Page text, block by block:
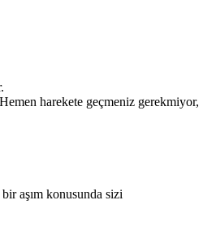
harekete geçmeniz gerekmiyor,
aşım konusunda sizi